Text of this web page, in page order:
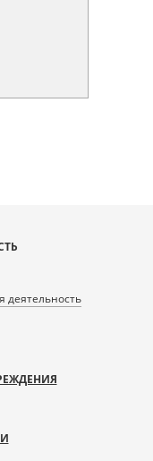
деятельность